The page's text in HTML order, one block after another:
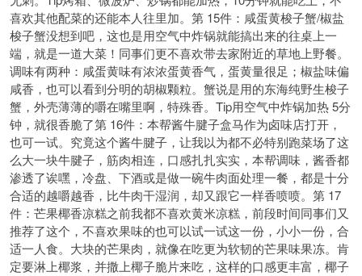
喜欢其他配菜的还能本人往里加。第 15件：咸蛋黄梭子蟹/椒盐
梭子蟹没想到吧，这也是用空气中炸锅就能搞出来的往桌上一
端，就是一道大菜！同事们更不喜欢带去家附近的草地上野餐。
调味有两种：咸蛋黄味有浓浓蛋黄香气，蛋黄量很足；椒盐味偏
咸香，也可以看到分明的胡椒颗粒。蟹说是用的东海纯野生梭子
蟹，外壳薄薄的嚼在嘴里啊，特殊香。Tip用空气中炸锅加热 5分
钟，就很香脆了第 16件：本帮酱牛腱子盒马作为卤味店打开，
也可一试。究竟这个酱牛腱子，让我以为都不必特别跑菜场了这
么大一块牛腱子，筋肉相连，口感扎扎实实，本帮调味，酱香都
渗透了诶嘿，冷盘、下酒或是做一碗牛肉面处理一餐，都是十分
合适的越嚼越香，比牛肉干湿润，却又跟它一样香喷喷。第 17
件：芒果椰香凉糕之前我都不喜欢黄米凉糕，前段时间同事们又
推荐了这个，不喜欢果味的也可以试一试这一份，小小一份，合
适一人食。大块的芒果肉，就像在吃更为软韧的芒果味果冻。肯
定要淋上椰浆，并撒上椰子脆片来吃，这样的口感更丰富，椰子